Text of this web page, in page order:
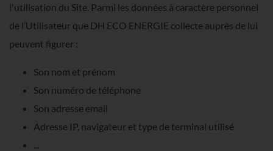
l'utilisation du Site. Parmi les données à caractère personnel
de l’Utilisateur que DH ECO ENERGIE collecte auprès de lui
peuvent figurer :
Son nom et prénom
Son numéro de téléphone
Son adresse email
Adresse IP, navigateur et type de terminal utilisé
...